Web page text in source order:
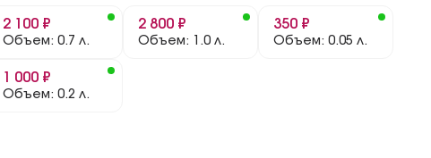
2 100 ₽
Объем: 0.7 л.
2 800 ₽
Объем: 1.0 л.
350 ₽
Объем: 0.05 л.
1 000 ₽
Объем: 0.2 л.